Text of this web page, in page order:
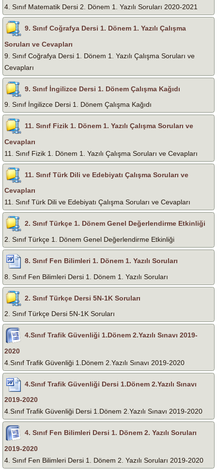
4. Sınıf Matematik Dersi 2. Dönem 1. Yazılı Soruları 2020-2021
9. Sınıf Coğrafya Dersi 1. Dönem 1. Yazılı Çalışma
Soruları ve Cevapları
9. Sınıf Coğrafya Dersi 1. Dönem 1. Yazılı Çalışma Soruları ve
Cevapları
9. Sınıf İngilizce Dersi 1. Dönem Çalışma Kağıdı
9. Sınıf İngilizce Dersi 1. Dönem Çalışma Kağıdı
11. Sınıf Fizik 1. Dönem 1. Yazılı Çalışma Soruları ve
Cevapları
11. Sınıf Fizik 1. Dönem 1. Yazılı Çalışma Soruları ve Cevapları
11. Sınıf Türk Dili ve Edebiyatı Çalışma Soruları ve
Cevapları
11. Sınıf Türk Dili ve Edebiyatı Çalışma Soruları ve Cevapları
2. Sınıf Türkçe 1. Dönem Genel Değerlendirme Etkinliği
2. Sınıf Türkçe 1. Dönem Genel Değerlendirme Etkinliği
8. Sınıf Fen Bilimleri 1. Dönem 1. Yazılı Soruları
8. Sınıf Fen Bilimleri Dersi 1. Dönem 1. Yazılı Soruları
2. Sınıf Türkçe Dersi 5N-1K Soruları
2. Sınıf Türkçe Dersi 5N-1K Soruları
4.Sınıf Trafik Güvenliği 1.Dönem 2.Yazılı Sınavı 2019-
2020
4.Sınıf Trafik Güvenliği 1.Dönem 2.Yazılı Sınavı 2019-2020
4.Sınıf Trafik Güvenliği Dersi 1.Dönem 2.Yazılı Sınavı
2019-2020
4.Sınıf Trafik Güvenliği Dersi 1.Dönem 2.Yazılı Sınavı 2019-2020
4. Sınıf Fen Bilimleri Dersi 1. Dönem 2. Yazılı Soruları
2019-2020
4. Sınıf Fen Bilimleri Dersi 1. Dönem 2. Yazılı Soruları 2019-2020